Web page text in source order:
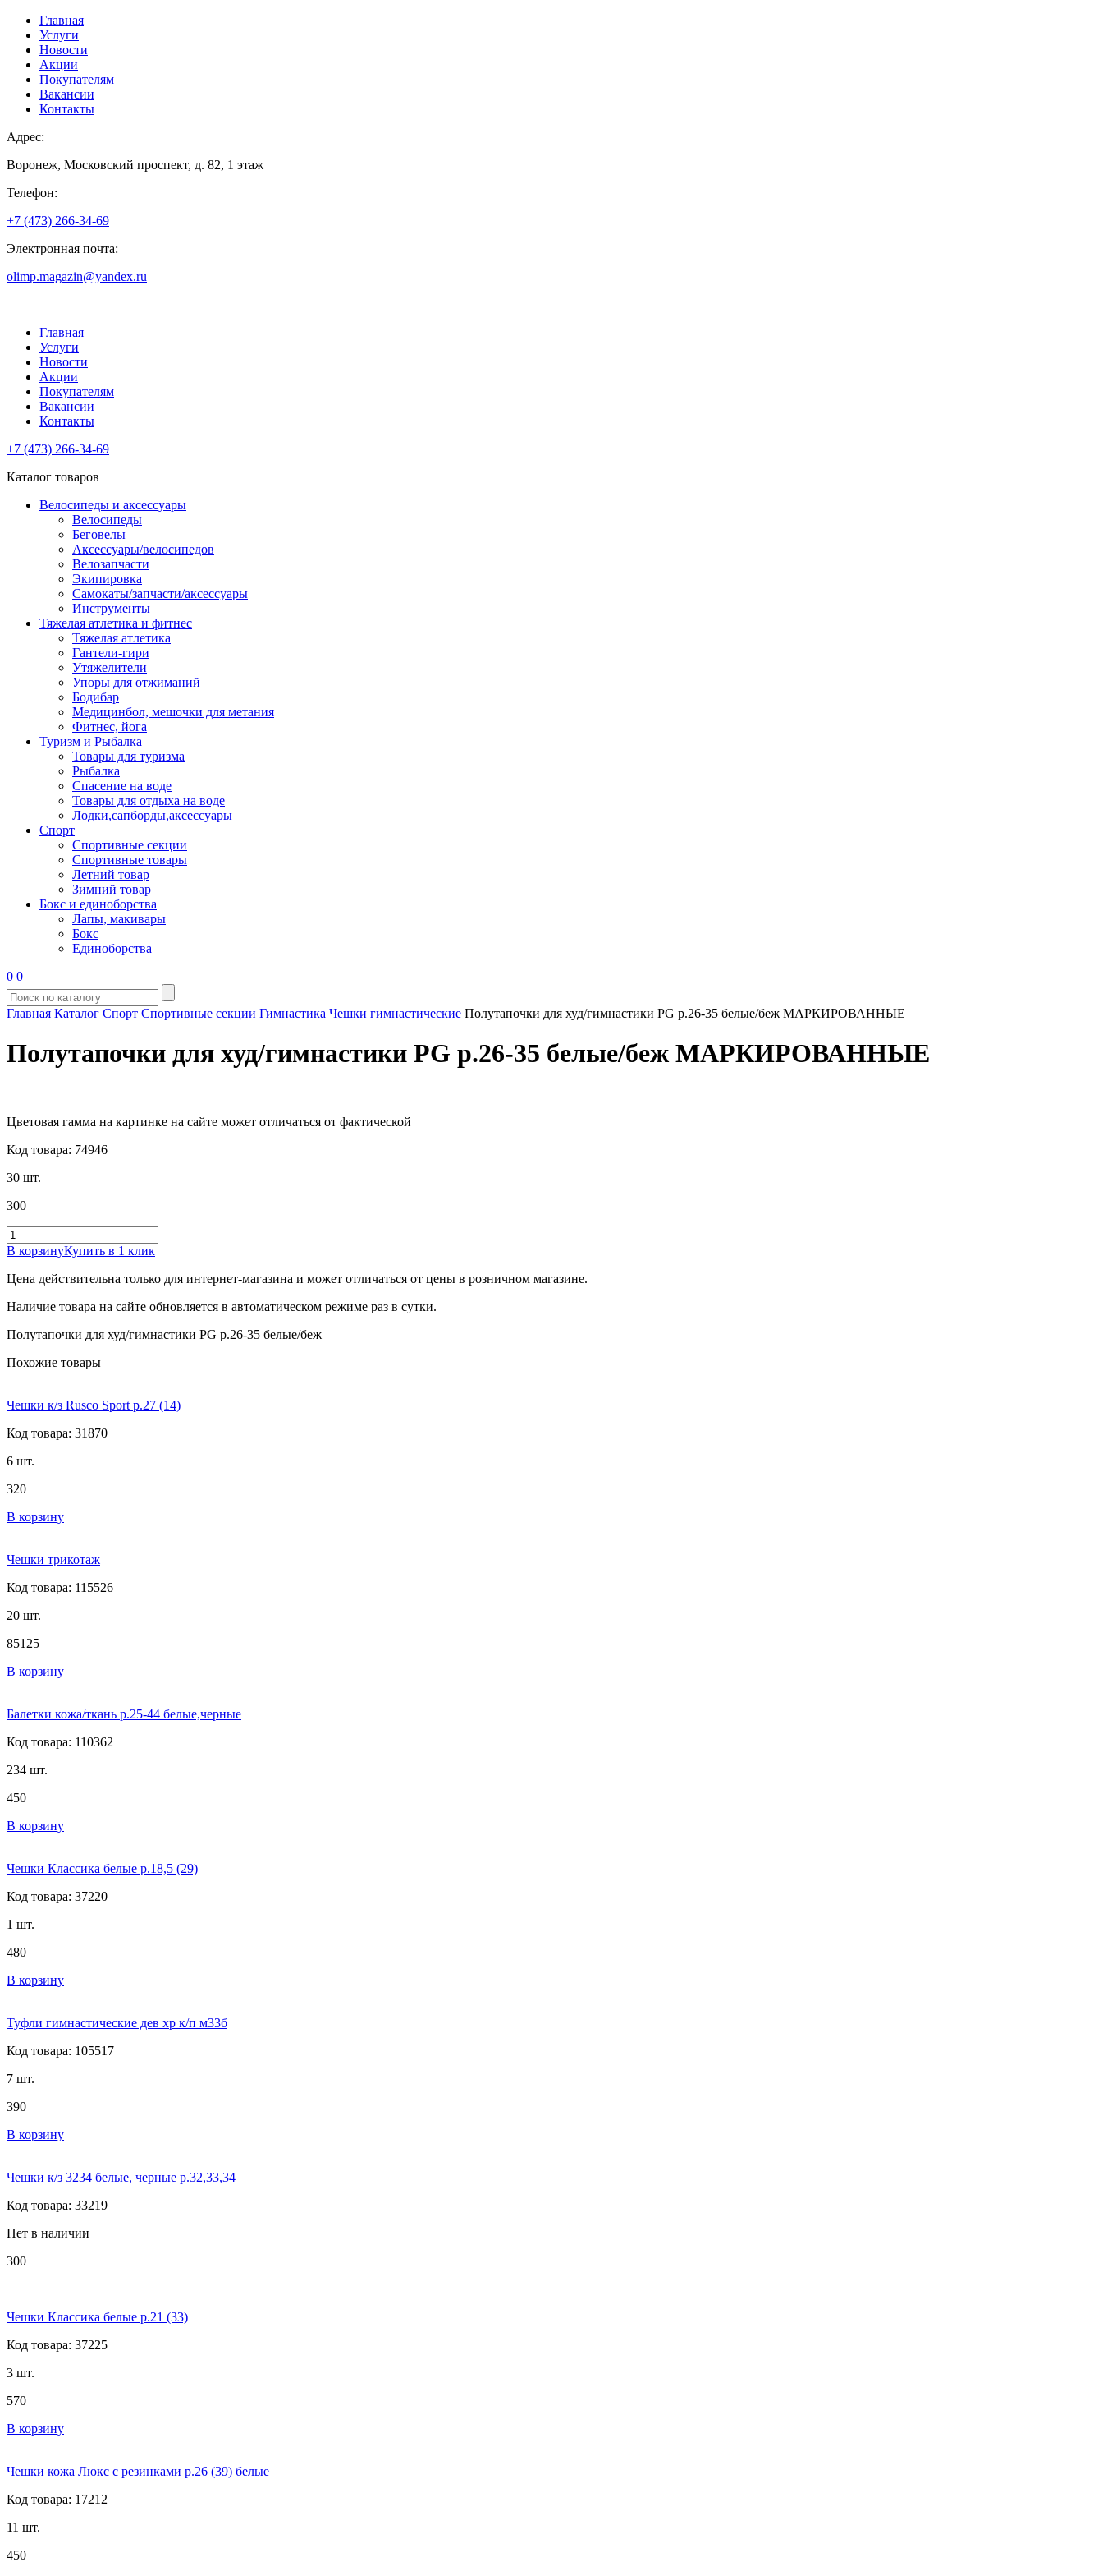
Главная
Услуги
Новости
Акции
Покупателям
Вакансии
Контакты
Адрес:
Воронеж, Московский проспект, д. 82, 1 этаж
Телефон:
+7 (473) 266-34-69
Электронная почта:
olimp.magazin@yandex.ru
Главная
Услуги
Новости
Акции
Покупателям
Вакансии
Контакты
+7 (473) 266-34-69
Каталог товаров
Велосипеды и аксессуары
Велосипеды
Беговелы
Аксессуары/велосипедов
Велозапчасти
Экипировка
Самокаты/запчасти/аксессуары
Инструменты
Тяжелая атлетика и фитнес
Тяжелая атлетика
Гантели-гири
Утяжелители
Упоры для отжиманий
Бодибар
Медицинбол, мешочки для метания
Фитнес, йога
Туризм и Рыбалка
Товары для туризма
Рыбалка
Спасение на воде
Товары для отдыха на воде
Лодки,сапборды,аксессуары
Спорт
Спортивные секции
Спортивные товары
Летний товар
Зимний товар
Бокс и единоборства
Лапы, макивары
Бокс
Единоборства
0 0
Главная Каталог Спорт Спортивные секции Гимнастика Чешки гимнастические Полутапочки для худ/гимнастики PG р.26-35 белые/беж МАРКИРОВАННЫЕ
Полутапочки для худ/гимнастики PG р.26-35 белые/беж МАРКИРОВАННЫЕ
Цветовая гамма на картинке на сайте может отличаться от фактической
Код товара: 74946
30 шт.
300
В корзинуКупить в 1 клик
Цена действительна только для интернет-магазина и может отличаться от цены в розничном магазине.
Наличие товара на сайте обновляется в автоматическом режиме раз в сутки.
Полутапочки для худ/гимнастики PG р.26-35 белые/беж
Похожие товары
Чешки к/з Rusco Sport р.27 (14)
Код товара: 31870
6 шт.
320
В корзину
Чешки трикотаж
Код товара: 115526
20 шт.
85125
В корзину
Балетки кожа/ткань р.25-44 белые,черные
Код товара: 110362
234 шт.
450
В корзину
Чешки Классика белые р.18,5 (29)
Код товара: 37220
1 шт.
480
В корзину
Туфли гимнастические дев хр к/п м33б
Код товара: 105517
7 шт.
390
В корзину
Чешки к/з 3234 белые, черные р.32,33,34
Код товара: 33219
Нет в наличии
300
Чешки Классика белые р.21 (33)
Код товара: 37225
3 шт.
570
В корзину
Чешки кожа Люкс с резинками р.26 (39) белые
Код товара: 17212
11 шт.
450